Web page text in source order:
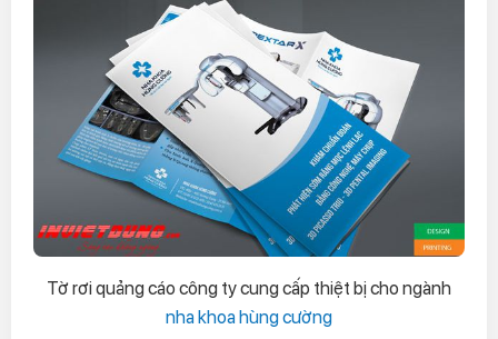
Tờ rơi quảng cáo công ty cung cấp thiệt bị cho ngành
nha khoa hùng cường